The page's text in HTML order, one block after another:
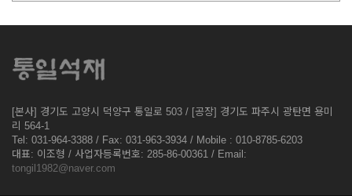
[본사] 경기도 고양시 덕양구 통일로 503 / [공장] 경기도 파주시 광탄면 용미
리 564-1
Tel: 031-964-3388 / Fax: 031-963-3934 / Mobile : 010-8785-6203
대표: 이조형 / 사업자등록번호: 285-86-00361 / Email:
tongil1982@naver.com